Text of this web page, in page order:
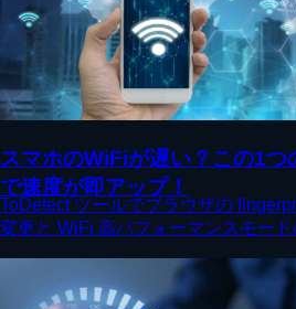
スマホのWiFiが遅い？この1つ
で速度が即アップ！
ToDetect ツールでブラウザの
変更と WiFi 高パフォーマンスモー
け、ネットワーク速度の体験を向上